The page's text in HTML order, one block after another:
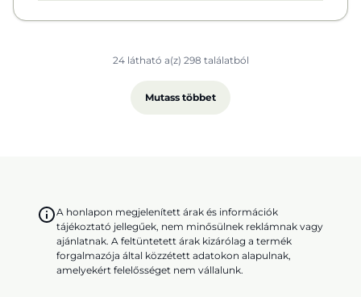
24 látható a(z) 298 találatból
Mutass többet
A honlapon megjelenített árak és információk
tájékoztató jellegűek, nem minősülnek reklámnak vagy
ajánlatnak. A feltüntetett árak kizárólag a termék
forgalmazója által közzétett adatokon alapulnak,
amelyekért felelősséget nem vállalunk.